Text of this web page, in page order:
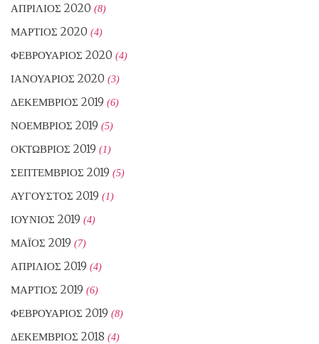
ΑΠΡΊΛΙΟΣ 2020 (8)
ΜΆΡΤΙΟΣ 2020 (4)
ΦΕΒΡΟΥΆΡΙΟΣ 2020 (4)
ΙΑΝΟΥΆΡΙΟΣ 2020 (3)
ΔΕΚΈΜΒΡΙΟΣ 2019 (6)
ΝΟΈΜΒΡΙΟΣ 2019 (5)
ΟΚΤΏΒΡΙΟΣ 2019 (1)
ΣΕΠΤΈΜΒΡΙΟΣ 2019 (5)
ΑΎΓΟΥΣΤΟΣ 2019 (1)
ΙΟΎΝΙΟΣ 2019 (4)
ΜΆΙΟΣ 2019 (7)
ΑΠΡΊΛΙΟΣ 2019 (4)
ΜΆΡΤΙΟΣ 2019 (6)
ΦΕΒΡΟΥΆΡΙΟΣ 2019 (8)
ΔΕΚΈΜΒΡΙΟΣ 2018 (4)